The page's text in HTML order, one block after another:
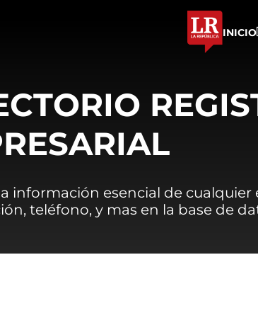
INICIO
información esencial de
teléfono, y mas en la base de